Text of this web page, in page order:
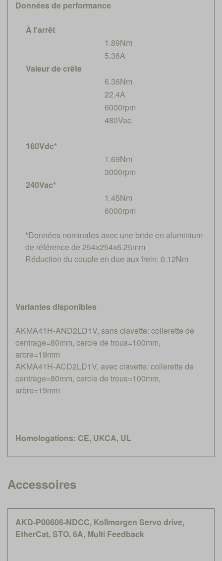
Données de performance
À l'arrêt
1.89Nm
5.36A
Valeur de crête
6.36Nm
22.4A
6000rpm
480Vac
160Vdc*
1.69Nm
3000rpm
240Vac*
1.45Nm
6000rpm
*Données nominales avec une bride en aluminium
de référence de 254x254x6.25mm
Réduction du couple en due aux frein: 0.12Nm
Variantes disponibles
AKMA41H-AND2LD1V, sans clavette: collerette de
centrage=80mm, cercle de trous=100mm,
arbre=19mm
AKMA41H-ACD2LD1V, avec clavette: collerette de
centrage=80mm, cercle de trous=100mm,
arbre=19mm
Homologations: CE, UKCA, UL
Accessoires
AKD-P00606-NDCC, Kollmorgen Servo drive,
EtherCat, STO, 6A, Multi Feedback